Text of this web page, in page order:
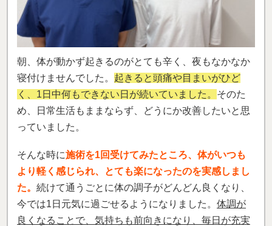
朝、体が動かず起きるのがとても辛く、夜もなかなか
寝付けませんでした。 起きると頭痛や目まいがひど
く、1日中何もできない日が続いていました。 そのた
め、日常生活もままならず、どうにか改善したいと思
っていました。
そんな時に施術を1回受けてみたところ、体がいつも
より軽く感じられ、とても楽になったのを実感しまし
た。 続けて通うごとに体の調子がどんどん良くなり、
今では1日元気に過ごせるようになりました。 体調が
良くなることで、気持ちも前向きになり、毎日が充実